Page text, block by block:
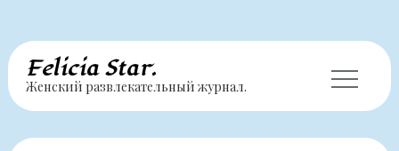
Перейти
содержимому
Felicia Star.
Женский развлекательный журнал.